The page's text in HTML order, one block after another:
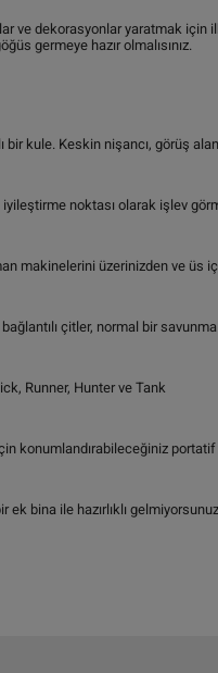
ve dekorasyonlar yaratmak için
germeye hazır olmalısınız.
bir kule. Keskin nişancı, görüş
noktası olarak işlev
makinelerini üzerinizden ve üs
çitler, normal bir savunma
Runner, Hunter ve Tank
konumlandırabileceğiniz
bina ile hazırlıklı